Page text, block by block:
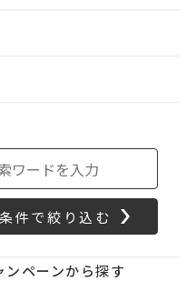
ンペーンから探す